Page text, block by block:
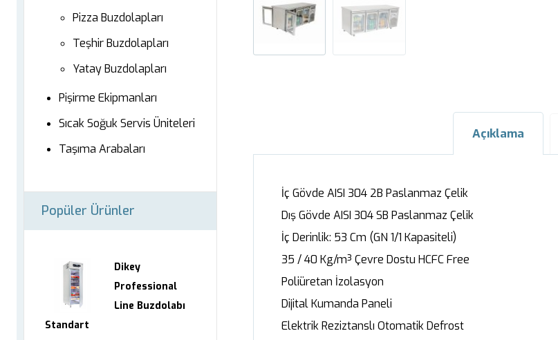
Açıklama
İç Gövde AISI 304 2B Paslanmaz Çelik
Dış Gövde AISI 304 SB Paslanmaz Çelik
İç Derinlik: 53 Cm (GN 1/1 Kapasiteli)
35 / 40 Kg/m³ Çevre Dostu HCFC Free
Poliüretan İzolasyon
Dijital Kumanda Paneli
Elektrik Reziztanslı Otomatik Defrost
Pizza Buzdolapları
Teşhir Buzdolapları
Yatay Buzdolapları
Pişirme Ekipmanları
Sıcak Soğuk Servis Üniteleri
Taşıma Arabaları
Popüler Ürünler
Dikey
Professional
Line Buzdolabı
Standart